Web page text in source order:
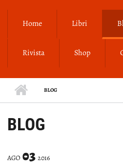
Home Libri
Rivista Shop
BLOG
BLOG
AGO 03 2016